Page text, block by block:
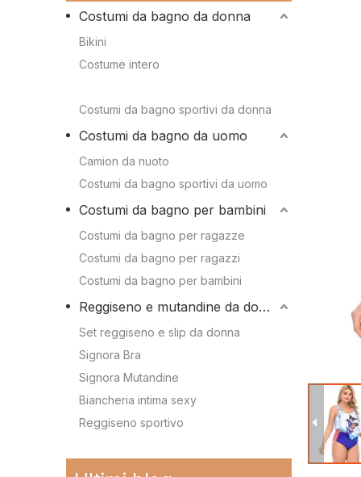
Costumi da bagno a due pezzi
Costumi da bagno da uomo
Camion da nuoto
Costumi da bagno per ragazze
Costumi da bagno per bambini
Reggiseno e mutandine da donna
Reggiseno sportivo
Conoscenza del
Conoscenza del
Conoscenza dei
Conoscenza
Conoscenza
Costumi da bagno da donna
Bikini
Costume intero
Costumi da bagno sportivi da donna
Costumi da bagno da uomo
Camion da nuoto
Costumi da bagno sportivi da uomo
Costumi da bagno per bambini
Costumi da bagno per ragazze
Costumi da bagno per ragazzi
Costumi da bagno per bambini
Reggiseno e mutandine da donna
Set reggiseno e slip da donna
Signora Bra
Signora Mutandine
Biancheria intima sexy
Reggiseno sportivo